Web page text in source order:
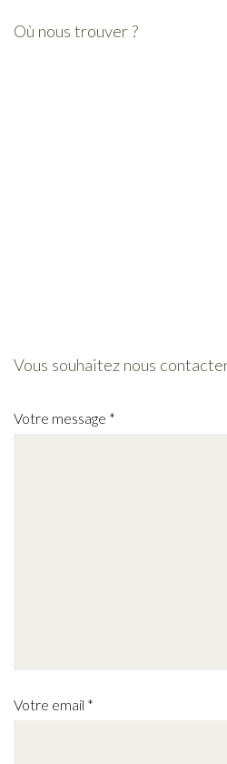
Où nous trouver ?
Vous souhaitez nous
Votre message *
Votre email *